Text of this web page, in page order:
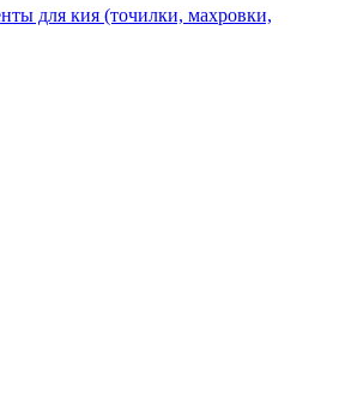
для кия (точилки, махровки,